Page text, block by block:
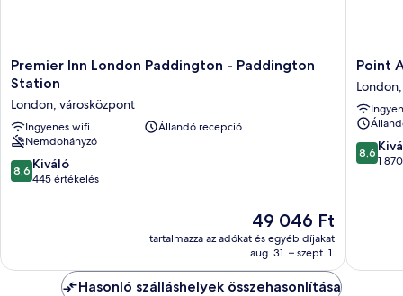
Premier
Inn
Paddington
-
Paddington
Station
London,
Premier Inn London Paddington - Paddington
Station
London, városközpont
Ingyenes wifi
Állandó recepció
Nemdohányzó
8.6
ennyiből:
8,6 Kiváló
445 értékelés
Az
ár
49 046 Ft
49 046 Ft
tartalmazza az adókat és egyéb díjakat
aug. 31. – szept. 1.
Point
A
London
London,
Point
8.6
8,6
1
Hasonló szálláshelyek összehasonlítása